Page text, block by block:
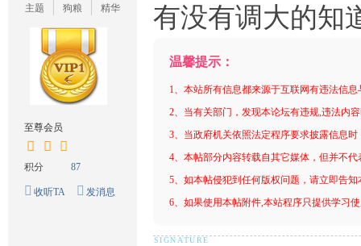
主题
狗粮
精华
至尊会员
积分 87
收听TA 发消息
有没有调大的知
温馨提示：
1、本站所有信息都来源于互联网有违法信
2、当有关部门，发现本论坛有违规,违法内
3、当政府机关依照法定程序要求披露信息
4、本帖部分内容转载自其它媒体，但并不
5、如本帖侵犯到任何版权问题，请立即告
6、如果使用本帖附件,本站程序只提供学习